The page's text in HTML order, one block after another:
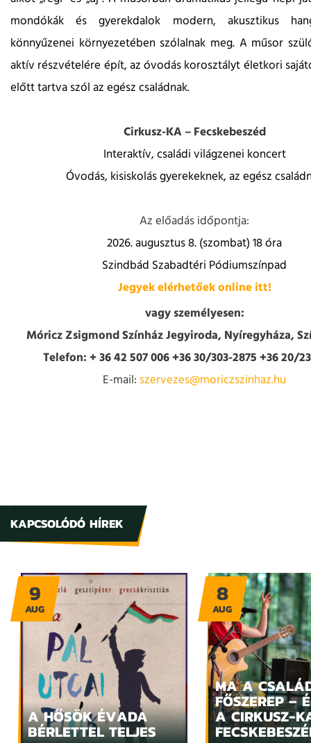
mondókák és gyerekdalok modern, akusztikus
könnyűzenei környezetében szólalnak meg. A műsor
aktív részvételére épít, az óvodás korosztályt életkori
előtt tartva szól az egész családnak.
Cirkusz-KA – Fecskebeszéd
Interaktív, családi világzenei koncert
Óvodás, kisiskolás gyerekeknek, az egész
Az előadás időpontja:
2026. augusztus 8. (szombat) 18 óra
Szindbád Szabadtéri Pódiumszínpad
Jegyek elérhetőek online itt!
vagy személyesen:
Móricz Zsigmond Színház Jegyiroda, Nyíregyháza,
Telefon: + 36 42 507 006 +36 30/303-2875 +36 20/
E-mail: szervezes@moriczszinhaz.hu
KAPCSOLÓDÓ HÍREK
A HŐSÖK ÉVADA
BÉRLETTEL TELJES
9
AUG
MA A
FŐSZEREP –
A CIRKUSZ-
8
AUG